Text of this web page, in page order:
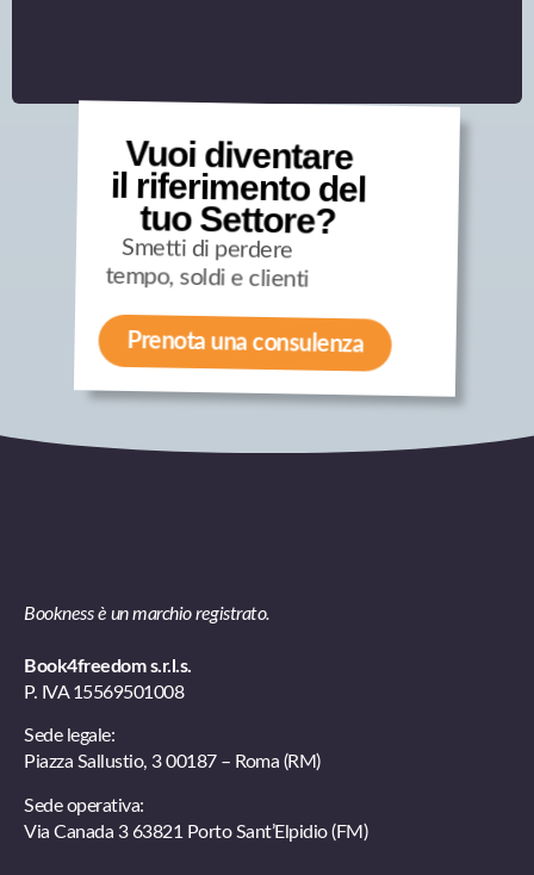
Vuoi diventare
il riferimento del
tuo Settore?
Smetti di perdere
tempo, soldi e clienti
Prenota una consulenza
Bookness è un marchio registrato.
Book4freedom s.r.l.s.
P. IVA ​15569501008
Sede legale:
Piazza Sallustio, 3 00187 – Roma (RM)
Sede operativa:
Via Canada 3 63821 Porto Sant’Elpidio (FM)